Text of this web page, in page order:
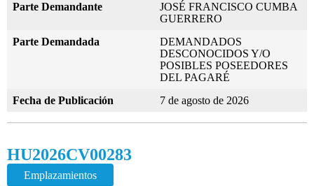
Parte Demandante
JOSÉ FRANCISCO CUMBA
GUERRERO
Parte Demandada
DEMANDADOS
DESCONOCIDOS Y/O
POSIBLES POSEEDORES
DEL PAGARÉ
Fecha de Publicación
7 de agosto de 2026
HU2026CV00283
Emplazamientos